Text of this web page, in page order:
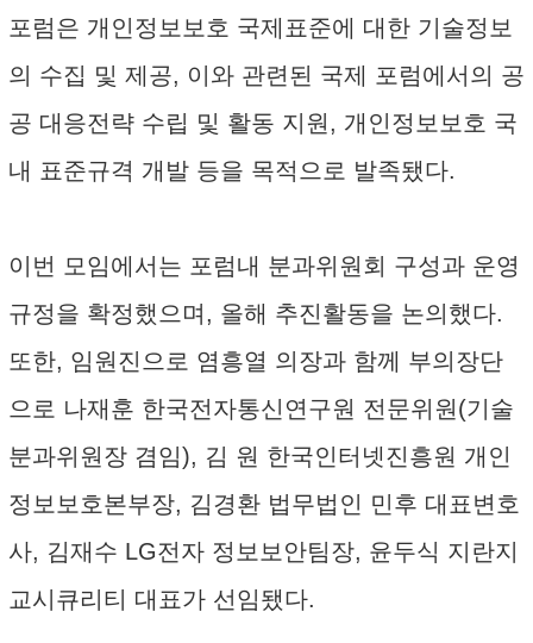
포럼은 개인정보보호 국제표준에 대한 기술정보
의 수집 및 제공, 이와 관련된 국제 포럼에서의 공
공 대응전략 수립 및 활동 지원, 개인정보보호 국
내 표준규격 개발 등을 목적으로 발족됐다.
이번 모임에서는 포럼내 분과위원회 구성과 운영
규정을 확정했으며, 올해 추진활동을 논의했다.
또한, 임원진으로 염흥열 의장과 함께 부의장단
으로 나재훈 한국전자통신연구원 전문위원(기술
분과위원장 겸임), 김 원 한국인터넷진흥원 개인
정보보호본부장, 김경환 법무법인 민후 대표변호
사, 김재수 LG전자 정보보안팀장, 윤두식 지란지
교시큐리티 대표가 선임됐다.